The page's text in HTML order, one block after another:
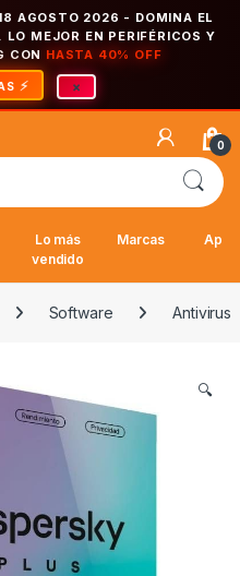
AGOSTO 2026 - DOMINA EL
LO MEJOR EN PERIFÉRICOS Y
CON HASTA 40% OFF
×
0
Lo más
vendido
Marcas
Software Antivirus
🔍